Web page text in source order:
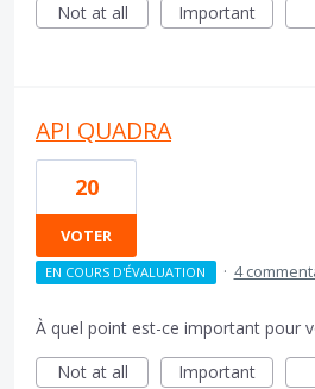
Not at all
Important
API QUADRA
20
VOTER
EN COURS D'ÉVALUATION · 4
À quel point est-ce important pour
Not at all
Important